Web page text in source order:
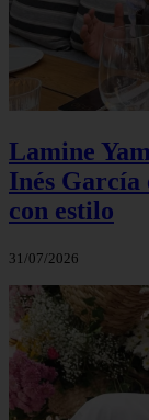
Lamine
Inés García
con estilo
31/07/2026